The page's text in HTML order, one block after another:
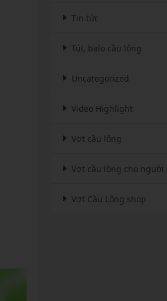
Tin tức
Túi, balo cầu lông
Uncategorized
Video Highlight
Vợt cầu lông
Vợt cầu lông cho người
Vợt Cầu Lông shop